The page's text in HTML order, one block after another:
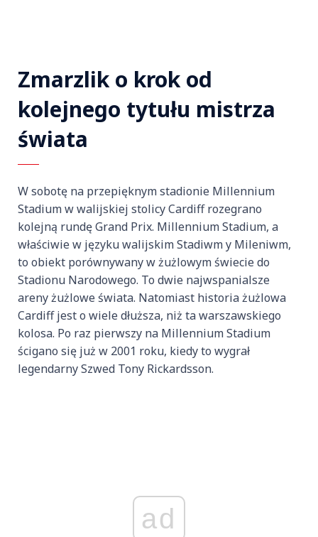
Zmarzlik o krok od
kolejnego tytułu mistrza
świata
W sobotę na przepięknym stadionie Millennium
Stadium w walijskiej stolicy Cardiff rozegrano
kolejną rundę Grand Prix. Millennium Stadium, a
właściwie w języku walijskim Stadiwm y Mileniwm,
to obiekt porównywany w żużlowym świecie do
Stadionu Narodowego. To dwie najwspanialsze
areny żużlowe świata. Natomiast historia żużlowa
Cardiff jest o wiele dłuższa, niż ta warszawskiego
kolosa. Po raz pierwszy na Millennium Stadium
ścigano się już w 2001 roku, kiedy to wygrał
legendarny Szwed Tony Rickardsson.
ad